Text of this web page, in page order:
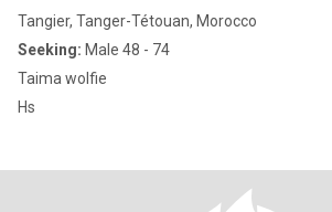
Tangier, Tanger-Tétouan, Morocco
Seeking: Male 48 - 74
Taima wolfie
Hs